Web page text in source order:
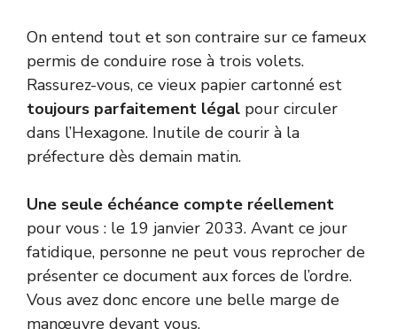
On entend tout et son contraire sur ce fameux
permis de conduire rose à trois volets.
Rassurez-vous, ce vieux papier cartonné est
toujours parfaitement légal pour circuler
dans l’Hexagone. Inutile de courir à la
préfecture dès demain matin.
Une seule échéance compte réellement
pour vous : le 19 janvier 2033. Avant ce jour
fatidique, personne ne peut vous reprocher de
présenter ce document aux forces de l’ordre.
Vous avez donc encore une belle marge de
manœuvre devant vous.